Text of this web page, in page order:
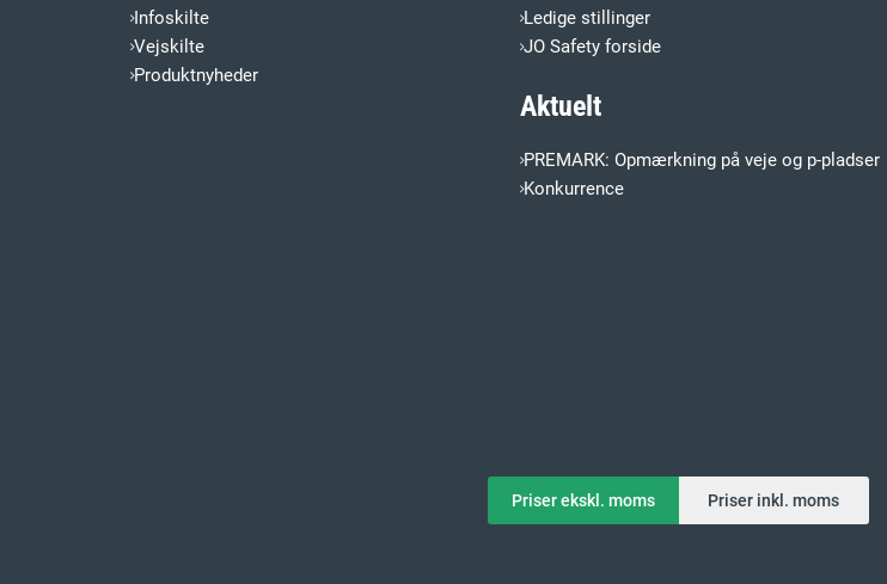
Infoskilte
Vejskilte
Produktnyheder
Ledige stillinger
JO Safety forside
Aktuelt
PREMARK: Opmærkning på veje og p-pladser
Konkurrence
Priser ekskl. moms Priser inkl. moms